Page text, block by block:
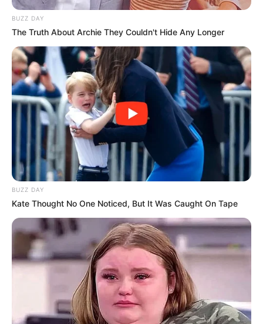
BUZZ DAY
The Truth About Archie They Couldn't Hide Any Longer
BUZZ DAY
Kate Thought No One Noticed, But It Was Caught On Tape